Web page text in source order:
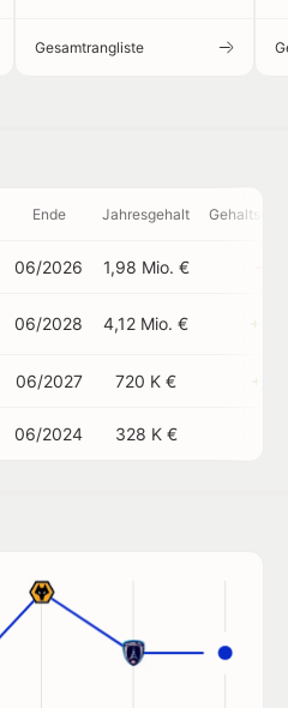
Gesamtrangliste
Ende Jahresgehalt
06/2026 1,98 Mio. €
06/2028 4,12 Mio. €
06/2027 720 K €
06/2024 328 K €